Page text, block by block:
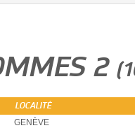
2
LOCALITÉ
GENÈVE